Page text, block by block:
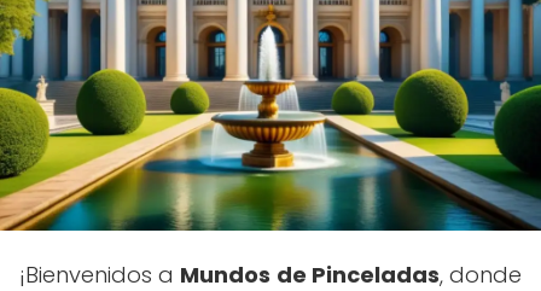
¡Bienvenidos a Mundos de Pinceladas, donde